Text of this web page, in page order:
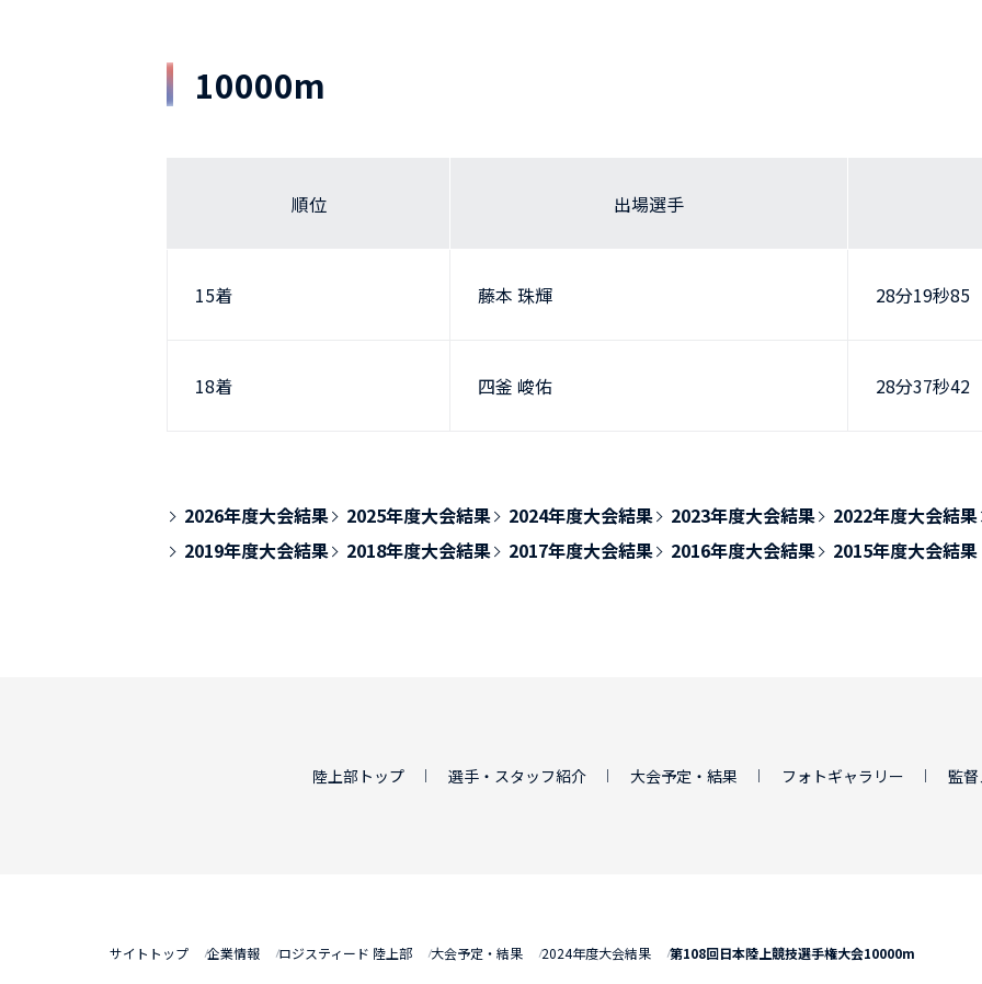
10000m
順位 出場選手
15着 藤本 珠輝 28分19秒85
18着 四釜 峻佑 28分37秒42
2026年度大会結果 2025年度大会結果 2024年度大会結果 2023年度大会結果
2022年度大会結果
2019年度大会結果
2018年度大会結果 2017年度大会結果 2016年度大会結果 2015年度大会結果
陸上部トップ 選手・スタッフ紹介 大会予定・結果 フォトギャラリー 監
サイトトップ 企業情報 ロジスティード 陸上部 大会予定・結果 2024年度大会結果 第108回日本陸上競技選手権大会10000m